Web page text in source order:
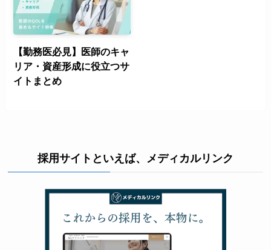
【勤務医必見】医師のキャ
リア・資産形成に役立つサ
イトまとめ
採用サイトといえば、メディカルリンク